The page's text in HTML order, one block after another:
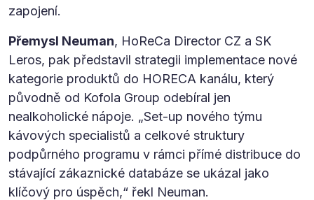
zapojení.
Přemysl Neuman, HoReCa Director CZ a SK
Leros, pak představil strategii implementace nové
kategorie produktů do HORECA kanálu, který
původně od Kofola Group odebíral jen
nealkoholické nápoje. „Set-up nového týmu
kávových specialistů a celkové struktury
podpůrného programu v rámci přímé distribuce do
stávající zákaznické databáze se ukázal jako
klíčový pro úspěch,“ řekl Neuman.